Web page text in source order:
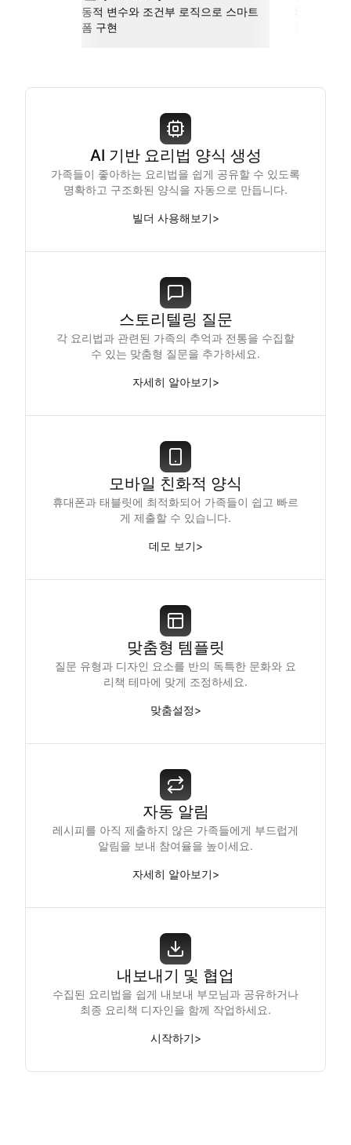
동적 변수와 조건부 로직으로 스마트
폼 구현
AI 기반 요리법 양식 생성
가족들이 좋아하는 요리법을 쉽게 공유할 수 있도록
명확하고 구조화된 양식을 자동으로 만듭니다.
빌더 사용해보기>
스토리텔링 질문
각 요리법과 관련된 가족의 추억과 전통을 수집할
수 있는 맞춤형 질문을 추가하세요.
자세히 알아보기>
모바일 친화적 양식
휴대폰과 태블릿에 최적화되어 가족들이 쉽고 빠르
게 제출할 수 있습니다.
데모 보기>
맞춤형 템플릿
질문 유형과 디자인 요소를 반의 독특한 문화와 요
리책 테마에 맞게 조정하세요.
맞춤설정>
자동 알림
레시피를 아직 제출하지 않은 가족들에게 부드럽게
알림을 보내 참여율을 높이세요.
자세히 알아보기>
내보내기 및 협업
수집된 요리법을 쉽게 내보내 부모님과 공유하거나
최종 요리책 디자인을 함께 작업하세요.
시작하기>